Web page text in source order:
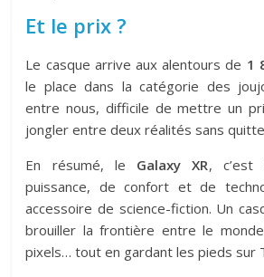
Et le prix ?
Le casque arrive aux alentours de 1
le place dans la catégorie des
entre nous, difficile de mettre un
jongler entre deux réalités sans
En résumé, le Galaxy XR, c’est
puissance, de confort et de
accessoire de science-fiction. Un
brouiller la frontière entre le
pixels… tout en gardant les pieds sur